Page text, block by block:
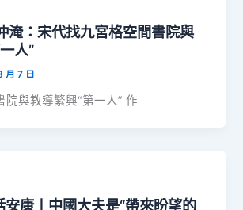
淹：宋代找九宮格空間書院與
人”
月 7 日
院與教導繁興“第一人” 作
安康丨中國大夫是“帶來盼望的